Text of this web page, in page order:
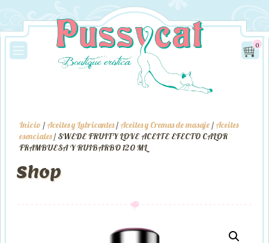
0
Inicio / Aceites y Lubricantes/ Aceites y Cremas de masaje / Aceites
esenciales/ SWEDE FRUITY LOVE ACEITE EFECTO CALOR
FRAMBUESA Y RUIBARBO 120 ML
Shop